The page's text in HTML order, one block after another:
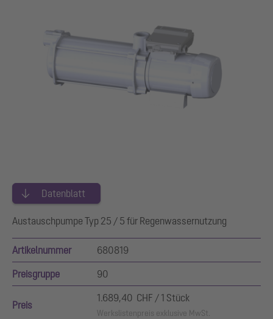
Datenblatt
Austauschpumpe Typ 25 / 5 für Regenwassernutzung
Artikelnummer 680819
Preisgruppe 90
Preis
1.689,40 CHF / 1 Stück
Werkslistenpreis exklusive MwSt.